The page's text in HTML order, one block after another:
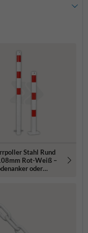
Stahl Rund
Rot-Weiß –
oder